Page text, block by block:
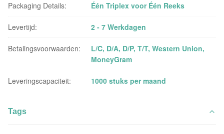
Packaging Details: Één Triplex voor Één Reeks
Levertijd: 2 - 7 Werkdagen
Betalingsvoorwaarden:
L/C, D/A, D/P, T/T, Western Union,
MoneyGram
Leveringscapaciteit: 1000 stuks per maand
Tags